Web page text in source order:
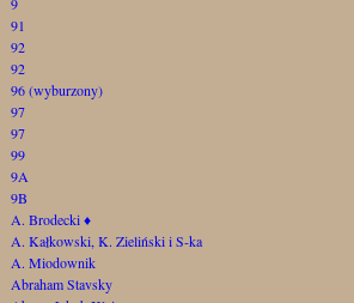
91
92
92
96 (wyburzony)
97
97
99
9A
9B
A. Brodecki♦
A. Kałkowski, K. Zieliński i S-ka
A. Miodownik
Abraham Stavsky